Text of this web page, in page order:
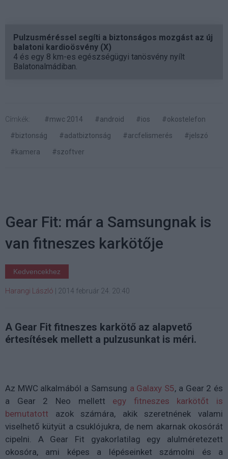
Pulzusméréssel segíti a biztonságos mozgást az új
balatoni kardioösvény (X)
4 és egy 8 km-es egészségügyi tanösvény nyílt
Balatonalmádiban.
Címkék: #mwc 2014 #android #ios
#okostelefon
#biztonság
#adatbiztonság #arcfelismerés
#jelszó
#kamera
#szoftver
Gear Fit: már a Samsungnak is
van fitneszes karkötője
Kedvencekhez
Harangi László 2014 február 24. 20:40
A Gear Fit fitneszes karkötő az alapvető
értesítések mellett a pulzusunkat is méri.
Az MWC alkalmából a Samsung a Galaxy S5, a Gear 2 és
a Gear 2 Neo mellett egy fitneszes karkötőt is
bemutatott azok számára, akik szeretnének valami
viselhető kütyüt a csuklójukra, de nem akarnak okosórát
cipelni. A Gear Fit gyakorlatilag egy alulméretezett
okosóra, ami képes a lépéseinket számolni és a